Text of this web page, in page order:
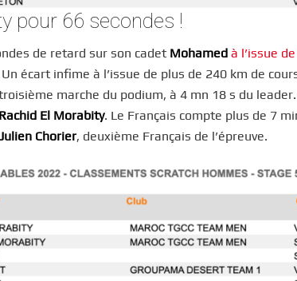
pour 66 secondes !
de retard sur son cadet Mohamed à l’issue
écart infime à l’issue de plus de 240 km de
marche du podium, à 4 mn 18 s du leader.
Rachid El Morabity. Le Français compte plus de 7
Julien Chorier, deuxième Français de l’épreuve.